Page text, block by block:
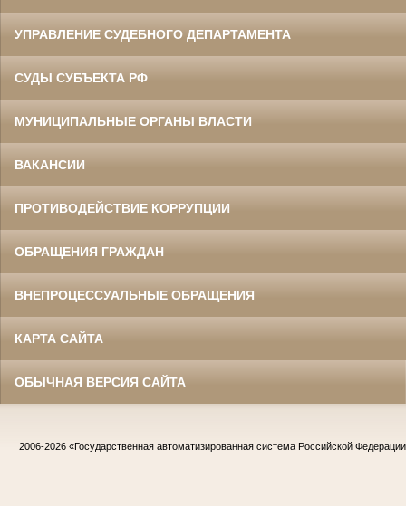
УПРАВЛЕНИЕ СУДЕБНОГО ДЕПАРТАМЕНТА
СУДЫ СУБЪЕКТА РФ
МУНИЦИПАЛЬНЫЕ ОРГАНЫ ВЛАСТИ
ВАКАНСИИ
ПРОТИВОДЕЙСТВИЕ КОРРУПЦИИ
ОБРАЩЕНИЯ ГРАЖДАН
ВНЕПРОЦЕССУАЛЬНЫЕ ОБРАЩЕНИЯ
КАРТА САЙТА
ОБЫЧНАЯ ВЕРСИЯ САЙТА
2006-2026 «Государственная автоматизированная система Российской